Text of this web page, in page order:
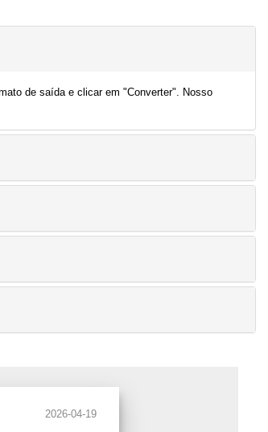
de saída e clicar em "Converter". Nosso
2026-04-19